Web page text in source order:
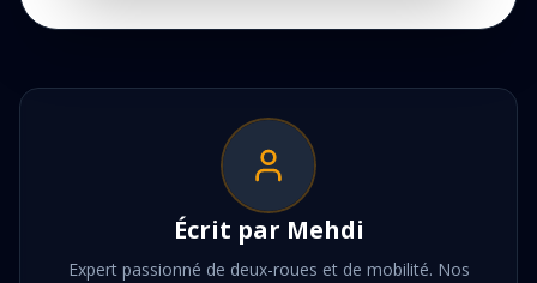
Écrit par Mehdi
Expert passionné de deux-roues et de mobilité. Nos